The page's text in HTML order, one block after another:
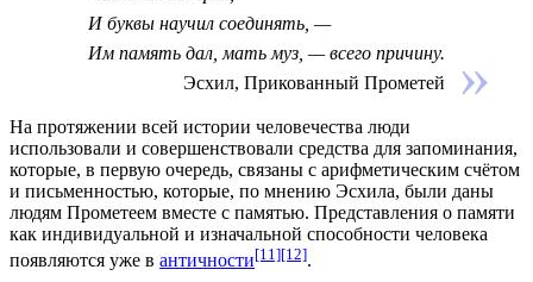
И буквы научил соединять, —
Им память дал, мать муз, — всего причину.
Эсхил, Прикованный Прометей
На протяжении всей истории человечества люди
использовали и совершенствовали средства для запоминания,
которые, в первую очередь, связаны с арифметическим счётом
и письменностью, которые, по мнению Эсхила, были даны
людям Прометеем вместе с памятью. Представления о памяти
как индивидуальной и изначальной способности человека
появляются уже в античности[11][12].